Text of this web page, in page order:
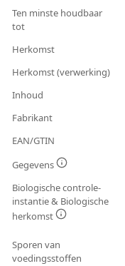
Ten minste houdbaar
tot
Herkomst
Herkomst (verwerking)
Inhoud
Fabrikant
EAN/GTIN
Gegevens
Biologische controle-
instantie & Biologische
herkomst
Sporen van
voedingsstoffen